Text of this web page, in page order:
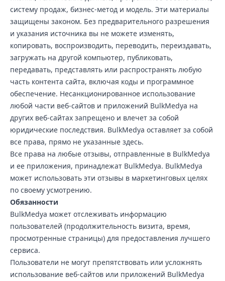
систему продаж, бизнес-метод и модель. Эти материалы
защищены законом. Без предварительного разрешения
и указания источника вы не можете изменять,
копировать, воспроизводить, переводить, переиздавать,
загружать на другой компьютер, публиковать,
передавать, представлять или распространять любую
часть контента сайта, включая коды и программное
обеспечение. Несанкционированное использование
любой части веб-сайтов и приложений BulkMedya на
других веб-сайтах запрещено и влечет за собой
юридические последствия. BulkMedya оставляет за собой
все права, прямо не указанные здесь.
Все права на любые отзывы, отправленные в BulkMedya
и ее приложения, принадлежат BulkMedya. BulkMedya
может использовать эти отзывы в маркетинговых целях
по своему усмотрению.
Обязанности
BulkMedya может отслеживать информацию
пользователей (продолжительность визита, время,
просмотренные страницы) для предоставления лучшего
сервиса.
Пользователи не могут препятствовать или усложнять
использование веб-сайтов или приложений BulkMedya